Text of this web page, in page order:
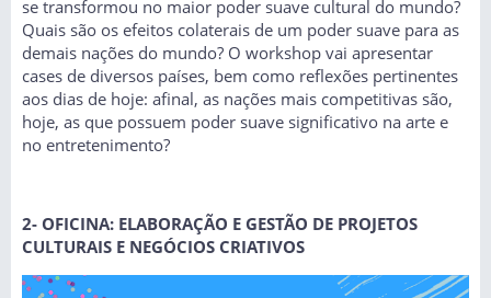
se transformou no maior poder suave cultural do mundo?
Quais são os efeitos colaterais de um poder suave para as
demais nações do mundo? O workshop vai apresentar
cases de diversos países, bem como reflexões pertinentes
aos dias de hoje: afinal, as nações mais competitivas são,
hoje, as que possuem poder suave significativo na arte e
no entretenimento?
2- OFICINA: ELABORAÇÃO E GESTÃO DE PROJETOS
CULTURAIS E NEGÓCIOS CRIATIVOS